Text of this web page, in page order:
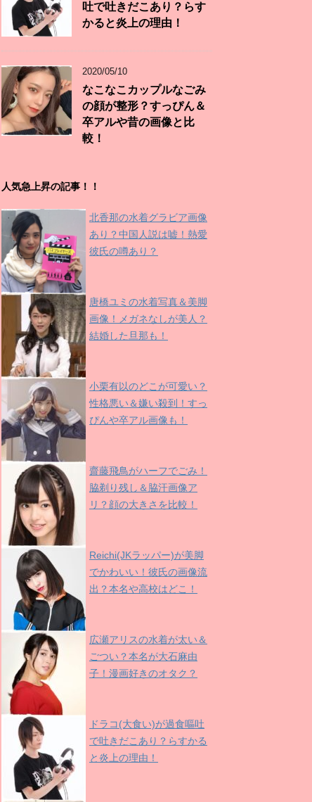
吐で吐きだこあり？らす
かると炎上の理由！
2020/05/10
なこなこカップルなごみ
の顔が整形？すっぴん＆
卒アルや昔の画像と比
較！
人気急上昇の記事！！
北香那の水着グラビア画像
あり？中国人説は嘘！熱愛
彼氏の噂あり？
唐橋ユミの水着写真＆美脚
画像！メガネなしが美人？
結婚した旦那も！
小栗有以のどこが可愛い？
性格悪い＆嫌い殺到！すっ
ぴんや卒アル画像も！
齋藤飛鳥がハーフでごみ！
脇剃り残し＆脇汗画像ア
リ？顔の大きさを比較！
Reichi(JKラッパー)が美脚
でかわいい！彼氏の画像流
出？本名や高校はどこ！
広瀬アリスの水着が太い＆
ごつい？本名が大石麻由
子！漫画好きのオタク？
ドラコ(大食い)が過食嘔吐
で吐きだこあり？らすかる
と炎上の理由！